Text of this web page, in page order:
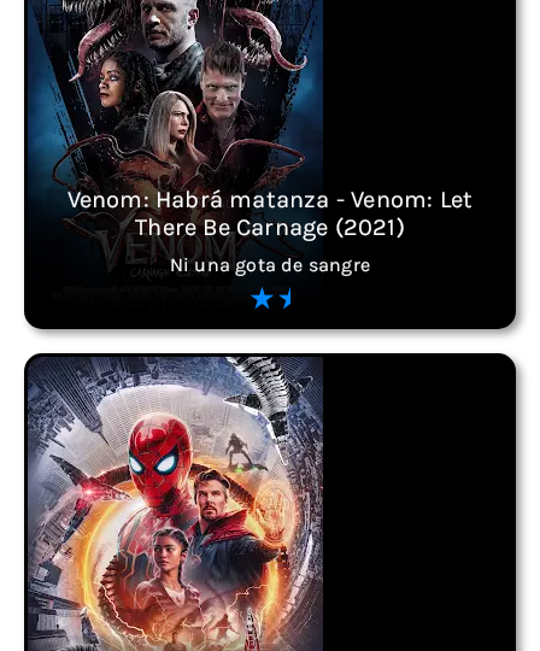
Venom: Habrá matanza - Venom: Let
There Be Carnage (2021)
Ni una gota de sangre